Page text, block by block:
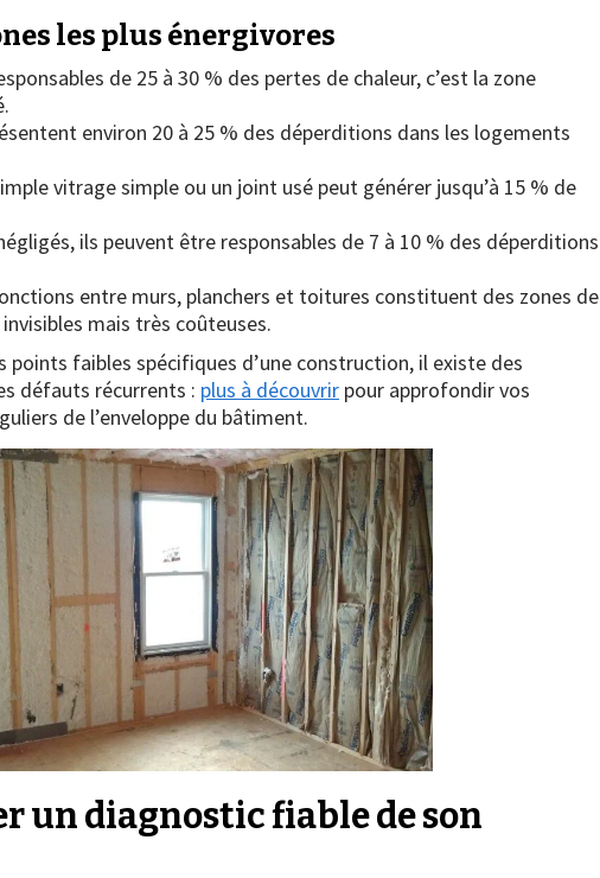
les plus énergivores
de 25 à 30 % des pertes de chaleur, c’est la zone
environ 20 à 25 % des déperditions dans les logements
vitrage simple ou un joint usé peut générer jusqu’à 15 % de
ils peuvent être responsables de 7 à 10 % des déperditions
entre murs, planchers et toitures constituent des zones de
mais très coûteuses.
points faibles spécifiques d’une construction, il existe des
défauts récurrents : plus à découvrir pour approfondir vos
de l’enveloppe du bâtiment.
un diagnostic fiable de son